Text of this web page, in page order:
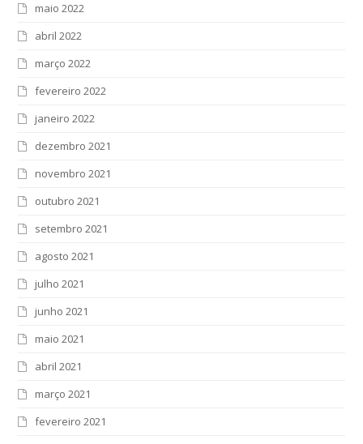
maio 2022
abril 2022
março 2022
fevereiro 2022
janeiro 2022
dezembro 2021
novembro 2021
outubro 2021
setembro 2021
agosto 2021
julho 2021
junho 2021
maio 2021
abril 2021
março 2021
fevereiro 2021